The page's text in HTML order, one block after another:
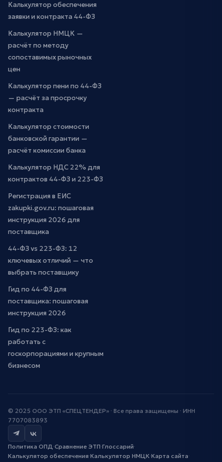
Калькулятор обеспечения
заявки и контракта 44-ФЗ
Калькулятор НМЦК —
расчёт по методу
сопоставимых рыночных
цен
Калькулятор пени по 44-ФЗ
— расчёт за просрочку
контракта
Калькулятор стоимости
банковской гарантии —
расчёт комиссии банка
Калькулятор НДС 22% для
контрактов 44-ФЗ и 223-ФЗ
Регистрация в ЕИС
zakupki.gov.ru: пошаговая
инструкция 2026 для
поставщика
44-ФЗ vs 223-ФЗ: 12
ключевых отличий — что
выбрать поставщику
Гид по 44-ФЗ для
поставщика: пошаговая
инструкция 2026
Гид по 223-ФЗ: как
работать с
госкорпорациями и крупным
бизнесом
© 2025 ООО ЭТП «СПЕЦТЕНДЕР» · Все права защищены · ИНН
7707083893
Политика ОПД·Сравнение ЭТП·Глоссарий·
Калькулятор обеспечения·Калькулятор НМЦК·Карта сайта·